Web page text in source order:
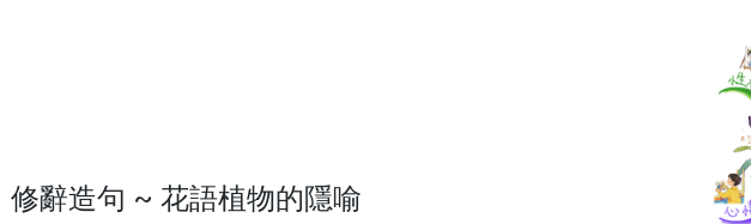
修辭造句 ~ 花語植物的隱喻